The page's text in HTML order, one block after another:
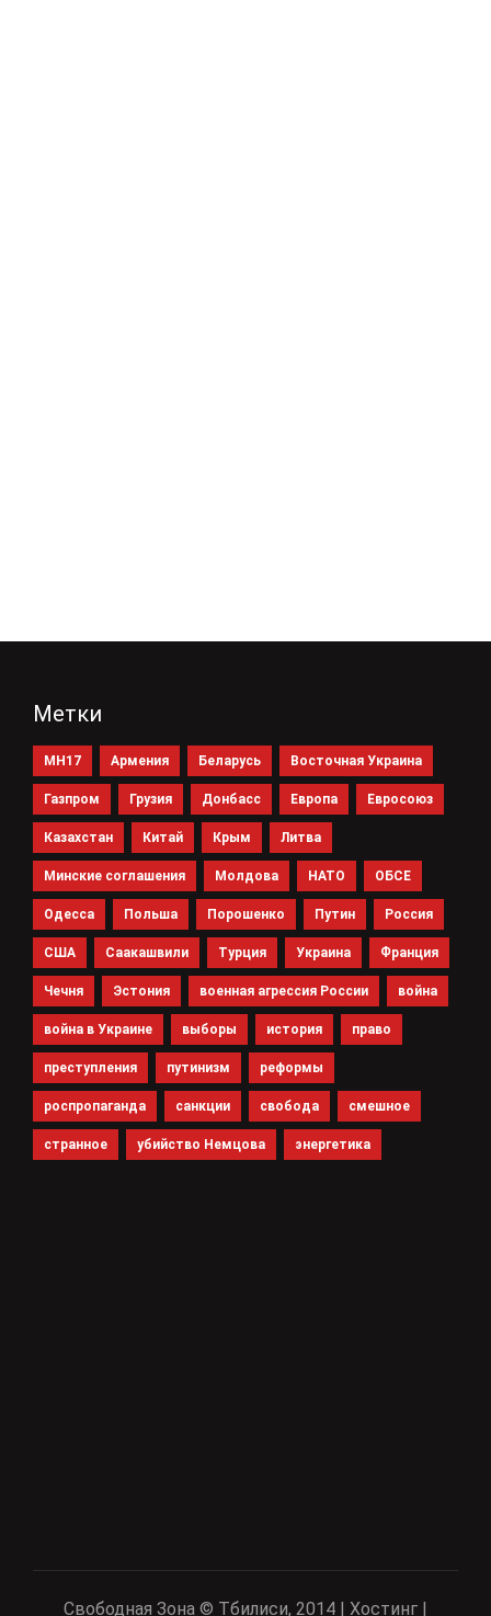
Метки
MH17 Армения Беларусь Восточная Украина
Газпром Грузия Донбасс Европа Евросоюз
Казахстан Китай Крым Литва
Минские соглашения Молдова НАТО ОБСЕ
Одесса Польша Порошенко Путин Россия
США Саакашвили Турция Украина Франция
Чечня Эстония военная агрессия России война
война в Украине выборы история право
преступления путинизм реформы
роспропаганда санкции свобода смешное
странное убийство Немцова энергетика
Свободная Зона © Тбилиси, 2014 | Хостинг |